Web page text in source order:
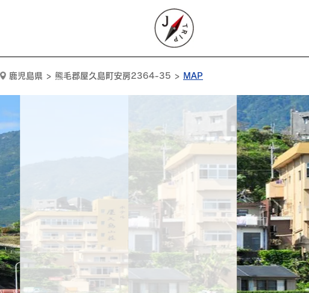
鹿児島県 > 熊毛郡屋久島町安房2364-35 > MAP